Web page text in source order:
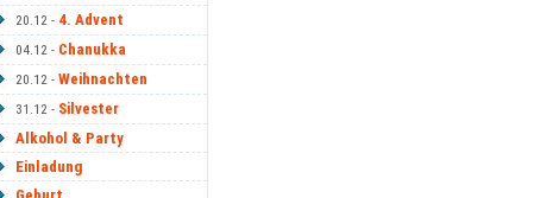
20.12 - 4. Advent
04.12 - Chanukka
20.12 - Weihnachten
31.12 - Silvester
Alkohol & Party
Einladung